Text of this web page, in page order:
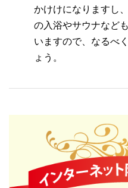
かけけになりますし
の入浴やサウナなど
いますので、なるべ
ょう。